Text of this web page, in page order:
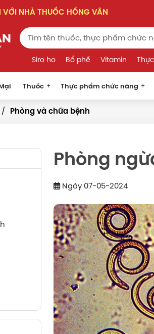
NHÀ THUỐC HỒNG VÂN
Siro ho Bổ phế Vitamin
Thuốc Thực phẩm chức năng
Phòng và chữa bệnh
Phòng
Ngày 07-05-2024